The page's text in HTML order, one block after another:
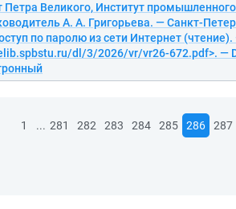
Петра Великого, Институт
А. А. Григорьева. — Санкт-
по паролю из сети Интернет
dl/3/2026/vr/vr26-672.pdf>. —
1 ... 281 282 283 284 285 286 287